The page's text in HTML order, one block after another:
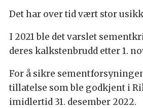
Det har over tid vært stor
I 2021 ble det varslet
deres kalkstenbrudd etter 1.
For å sikre
tillatelse som ble godkjent i
imidlertid 31. desember 2022.